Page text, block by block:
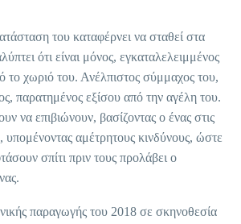
του καταφέρνει να σταθεί στα
ότι είναι μόνος, εγκαταλελειμμένος
το χωριό του. Ανέλπιστος σύμμαχος του,
παρατημένος εξίσου από την αγέλη του.
να επιβιώνουν, βασίζοντας ο ένας στις
υπομένοντας αμέτρητους κινδύνους, ώστε
σπίτι πριν τους προλάβει ο
παραγωγής του 2018 σε σκηνοθεσία